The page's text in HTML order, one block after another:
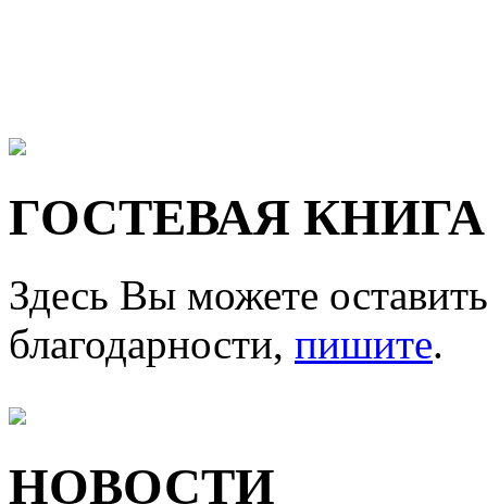
ГОСТЕВАЯ КНИГА
Здесь Вы можете
благодарности, пишите.
НОВОСТИ